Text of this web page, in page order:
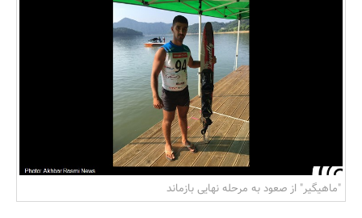
"ماهیگیر" از صعود به مرحله نهایی بازماند